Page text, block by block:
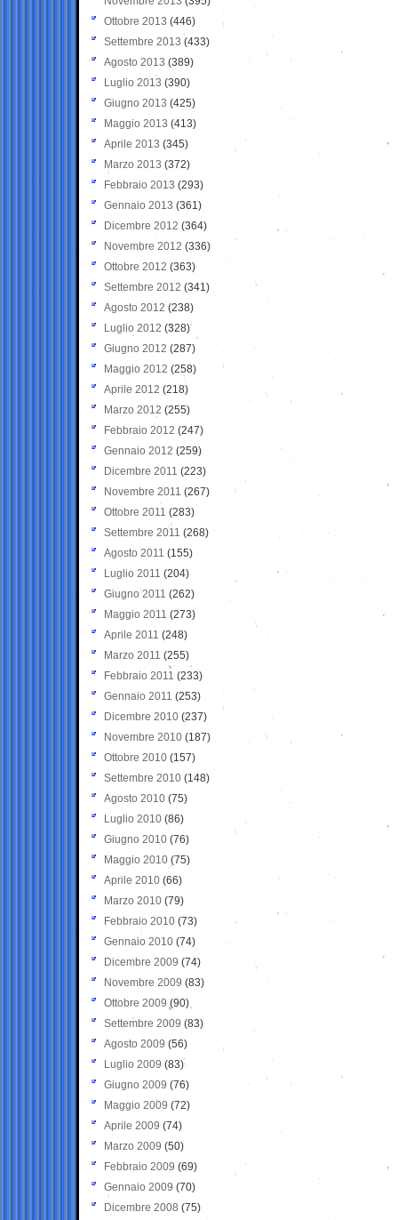
Ottobre 2013 (446)
Settembre 2013 (433)
Agosto 2013 (389)
Luglio 2013 (390)
Giugno 2013 (425)
Maggio 2013 (413)
Aprile 2013 (345)
Marzo 2013 (372)
Febbraio 2013 (293)
Gennaio 2013 (361)
Dicembre 2012 (364)
Novembre 2012 (336)
Ottobre 2012 (363)
Settembre 2012 (341)
Agosto 2012 (238)
Luglio 2012 (328)
Giugno 2012 (287)
Maggio 2012 (258)
Aprile 2012 (218)
Marzo 2012 (255)
Febbraio 2012 (247)
Gennaio 2012 (259)
Dicembre 2011 (223)
Novembre 2011 (267)
Ottobre 2011 (283)
Settembre 2011 (268)
Agosto 2011 (155)
Luglio 2011 (204)
Giugno 2011 (262)
Maggio 2011 (273)
Aprile 2011 (248)
Marzo 2011 (255)
Febbraio 2011 (233)
Gennaio 2011 (253)
Dicembre 2010 (237)
Novembre 2010 (187)
Ottobre 2010 (157)
Settembre 2010 (148)
Agosto 2010 (75)
Luglio 2010 (86)
Giugno 2010 (76)
Maggio 2010 (75)
Aprile 2010 (66)
Marzo 2010 (79)
Febbraio 2010 (73)
Gennaio 2010 (74)
Dicembre 2009 (74)
Novembre 2009 (83)
Ottobre 2009 (90)
Settembre 2009 (83)
Agosto 2009 (56)
Luglio 2009 (83)
Giugno 2009 (76)
Maggio 2009 (72)
Aprile 2009 (74)
Marzo 2009 (50)
Febbraio 2009 (69)
Gennaio 2009 (70)
Dicembre 2008 (75)